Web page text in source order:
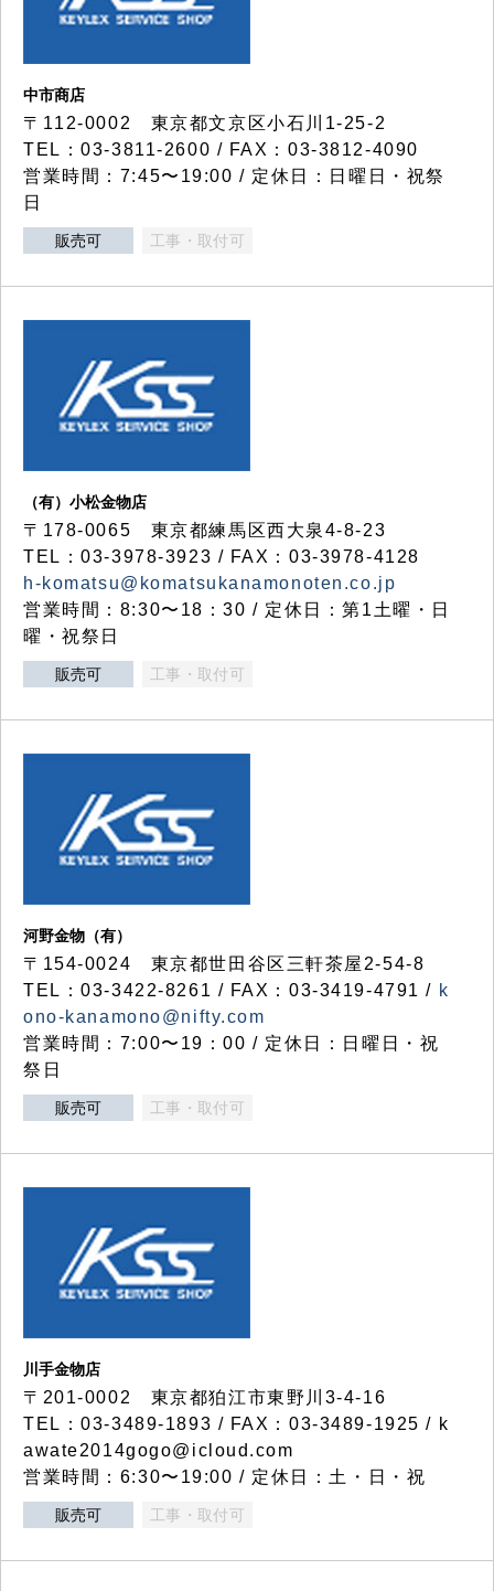
中市商店
〒112-0002 東京都文京区小石川1-25-2
TEL：03-3811-2600 / FAX：03-3812-4090
営業時間：7:45〜19:00 / 定休日：日曜日・祝祭
日
販売可 工事・取付可
（有）小松金物店
〒178-0065 東京都練馬区西大泉4-8-23
TEL：03-3978-3923 / FAX：03-3978-4128
h-komatsu@komatsukanamonoten.co.jp
営業時間：8:30〜18：30 / 定休日：第1土曜・日
曜・祝祭日
販売可 工事・取付可
河野金物（有）
〒154-0024 東京都世田谷区三軒茶屋2-54-8
TEL：03-3422-8261 / FAX：03-3419-4791 / k
ono-kanamono@nifty.com
営業時間：7:00〜19：00 / 定休日：日曜日・祝
祭日
販売可 工事・取付可
川手金物店
〒201-0002 東京都狛江市東野川3-4-16
TEL：03-3489-1893 / FAX：03-3489-1925 / k
awate2014gogo@icloud.com
営業時間：6:30〜19:00 / 定休日：土・日・祝
販売可 工事・取付可